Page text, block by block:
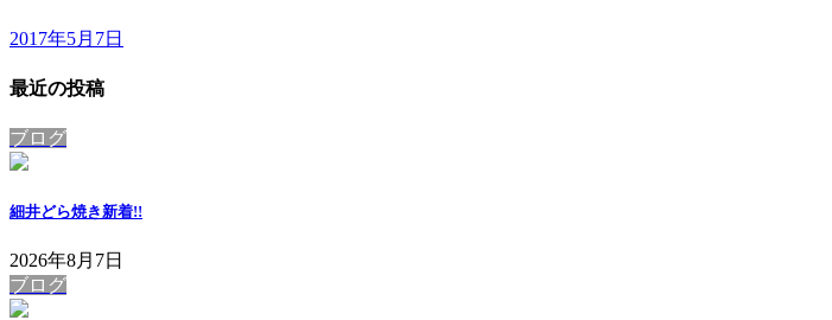
2017年5月7日
最近の投稿
ブログ
細井どら焼き新着!!
2026年8月7日
ブログ